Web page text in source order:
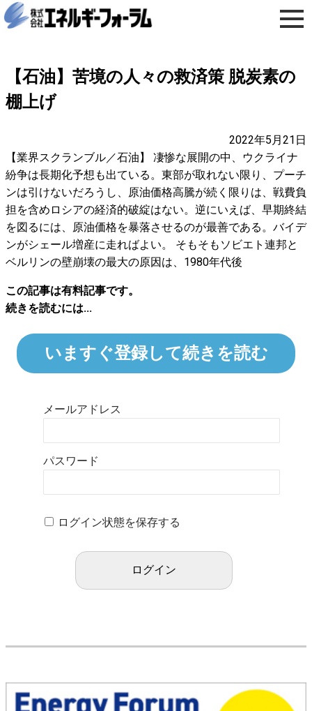
【石油】苦境の人々の救済策 脱炭素の
棚上げ
2022年5月21日
【業界スクランブル／石油】 凄惨な展開の中、ウクライナ
紛争は長期化予想も出ている。東部が取れない限り、プーチ
ンは引けないだろうし、原油価格高騰が続く限りは、戦費負
担を含めロシアの経済的破綻はない。逆にいえば、早期終結
を図るには、原油価格を暴落させるのが最善である。バイデ
ンがシェール増産に走ればよい。 そもそもソビエト連邦と
ベルリンの壁崩壊の最大の原因は、1980年代後
この記事は有料記事です。
続きを読むには...
いますぐ登録して続きを読む
メールアドレス
パスワード
ログイン状態を保存する